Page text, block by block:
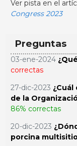
Ver pista en el
Congress 2023
Preguntas
03-ene-2024
correctas
27-dic-2023
de la
86% correctas
20-dic-2023
porcina